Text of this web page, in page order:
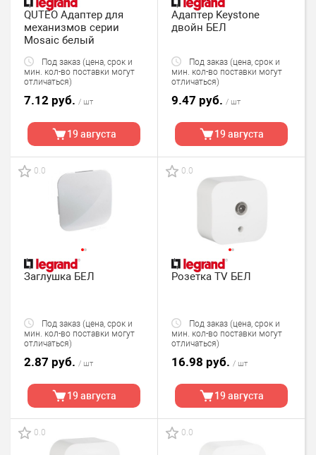
QUTEO Адаптер для
механизмов серии
Mosaic белый
Под заказ (цена, срок и
мин. кол-во поставки могут
отличаться)
7.12 руб. / шт
19 августа
Адаптер Keystone
двойн БЕЛ
Под заказ (цена, срок и
мин. кол-во поставки могут
отличаться)
9.47 руб. / шт
19 августа
0.0
Заглушка БЕЛ
Под заказ (цена, срок и
мин. кол-во поставки могут
отличаться)
2.87 руб. / шт
19 августа
0.0
Розетка TV БЕЛ
Под заказ (цена, срок и
мин. кол-во поставки могут
отличаться)
16.98 руб. / шт
19 августа
0.0 0.0